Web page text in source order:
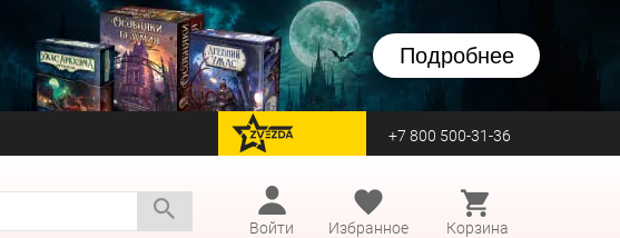
Подробнее
перейти на Zvezda +7 800 500-31-36
Войти
Избранное Корзина